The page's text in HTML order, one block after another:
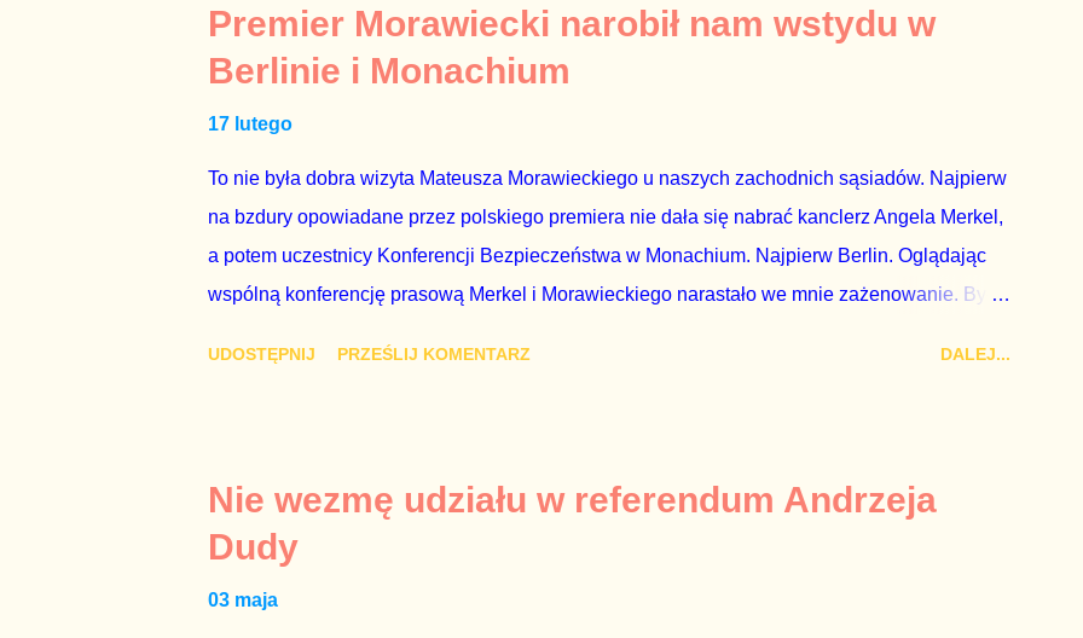
z TVP i TVN nie dorastają do pięt. Smutne, że znowu dał się złamać partii Jarosława
Kaczyńskiego. Znowu, bo w 2007 roku też tak się stało. Na kilka tygodni przed
przedterminowymi wyborami parlamentarnymi do biur Solorza politycy PiS wysłali Agencję
Bezpieczeństwa Wewnętrznego, a kilka dni później...
Premier Morawiecki narobił nam wstydu w
Berlinie i Monachium
17 lutego
To nie była dobra wizyta Mateusza Morawieckiego u naszych zachodnich sąsiadów. Najpierw
na bzdury opowiadane przez polskiego premiera nie dała się nabrać kanclerz Angela Merkel,
a potem uczestnicy Konferencji Bezpieczeństwa w Monachium. Najpierw Berlin. Oglądając
wspólną konferencję prasową Merkel i Morawieckiego narastało we mnie zażenowanie. Było
tym i porównał PKB Polski i Hiszpanii, ale – uwaga – z roku 1951, czyli czasów stalinizmu. To
pewnie dlatego, że nie chciało mu przejść przez gardło pochwalenie gospodarczej sytuacji
naszego kraju z lat 2007-2015. Bardzo to małe i smutne – niegodne premiera polskiego
rządu. Generalnie, M...
UDOSTĘPNIJ PRZEŚLIJ KOMENTARZ DALEJ...
Nie wezmę udziału w referendum Andrzeja
Dudy
03 maja